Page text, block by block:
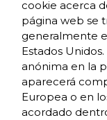
cookie acerca
página web se
generalmente
Estados
anónima en la
aparecerá
Europea o en
acordado